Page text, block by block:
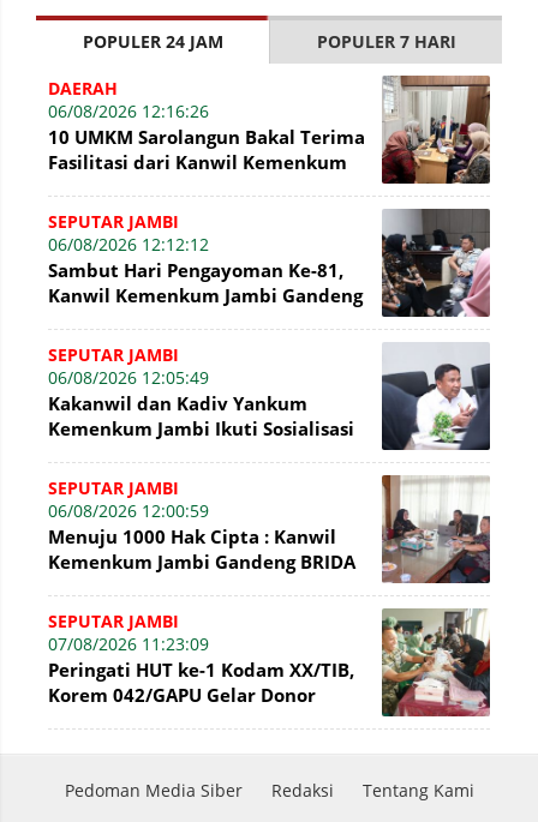
POPULER 24 JAM POPULER 7 HARI
DAERAH
06/08/2026 12:16:26
10 UMKM Sarolangun Bakal Terima
Fasilitasi dari Kanwil Kemenkum
SEPUTAR JAMBI
06/08/2026 12:12:12
Sambut Hari Pengayoman Ke-81,
Kanwil Kemenkum Jambi Gandeng
Gratis
SEPUTAR JAMBI
06/08/2026 12:05:49
Kakanwil dan Kadiv Yankum
Kemenkum Jambi Ikuti Sosialisasi
Secara Admin
SEPUTAR JAMBI
06/08/2026 12:00:59
Menuju 1000 Hak Cipta : Kanwil
Kemenkum Jambi Gandeng BRIDA
SEPUTAR JAMBI
07/08/2026 11:23:09
Peringati HUT ke-1 Kodam XX/TIB,
Korem 042/GAPU Gelar Donor
Pedoman Media Siber Redaksi Tentang Kami